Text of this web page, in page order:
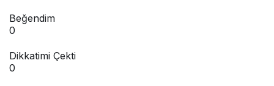
Beğendim
0
Dikkatimi Çekti
0